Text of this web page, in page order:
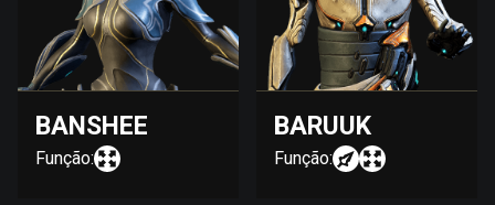
BANSHEE
Função:
BARUUK
Função: